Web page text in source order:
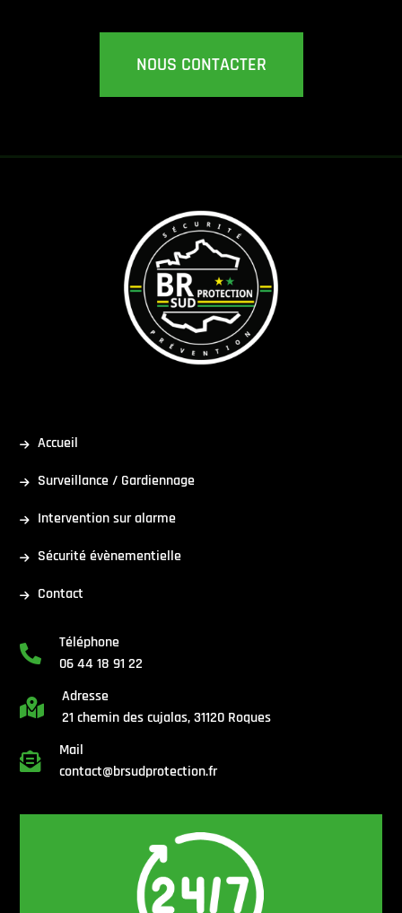
NOUS CONTACTER
Accueil
Surveillance / Gardiennage
Intervention sur alarme
Sécurité évènementielle
Contact

Téléphone
06 44 18 91 22

Adresse
21 chemin des cujalas, 31120 Roques

Mail
contact@brsudprotection.fr